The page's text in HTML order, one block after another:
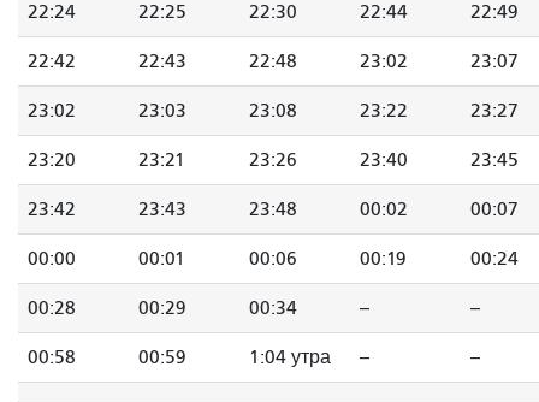
22:24 22:25 22:30 22:44 22:49
22:42 22:43 22:48 23:02 23:07
23:02 23:03 23:08 23:22 23:27
23:20 23:21 23:26 23:40 23:45
23:42 23:43 23:48 00:02 00:07
00:00 00:01 00:06 00:19 00:24
00:28 00:29 00:34 -- --
00:58 00:59 1:04 утра -- --